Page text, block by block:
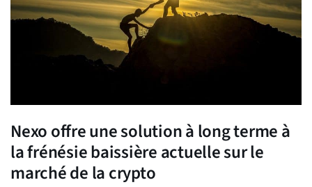
Nexo offre une solution à long terme à
la frénésie baissière actuelle sur le
marché de la crypto